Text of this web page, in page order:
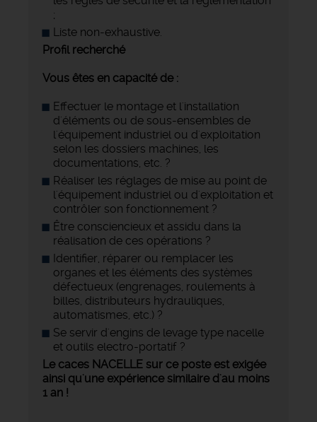
;
Liste non-exhaustive.
Profil recherché
Vous êtes en capacité de :
Effectuer le montage et l'installation
d'éléments ou de sous-ensembles de
l'équipement industriel ou d'exploitation
selon les dossiers machines, les
documentations, etc. ?
Réaliser les réglages de mise au point de
l'équipement industriel ou d'exploitation et
contrôler son fonctionnement ?
Être consciencieux et assidu dans la
réalisation de ces opérations ?
Identifier, réparer ou remplacer les
organes et les éléments des systèmes
défectueux (engrenages, roulements à
billes, distributeurs hydrauliques,
automatismes, etc.) ?
Se servir d'engins de levage type nacelle
et outils electro-portatif ?
Le caces NACELLE sur ce poste est exigée
ainsi qu'une expérience similaire d'au moins
1 an !